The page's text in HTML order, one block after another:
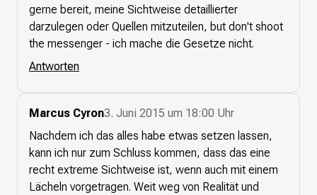
gerne bereit, meine Sichtweise detaillierter
darzulegen oder Quellen mitzuteilen, but don't shoot
the messenger - ich mache die Gesetze nicht.
Antworten
Marcus Cyron3. Juni 2015 um 18:00 Uhr
Nachdem ich das alles habe etwas setzen lassen,
kann ich nur zum Schluss kommen, dass das eine
recht extreme Sichtweise ist, wenn auch mit einem
Lächeln vorgetragen. Weit weg von Realität und